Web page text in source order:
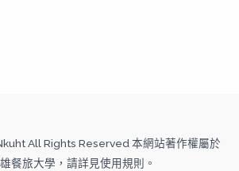
All Rights Reserved 本網站著作權屬於
餐旅大學，請詳見使用規則。